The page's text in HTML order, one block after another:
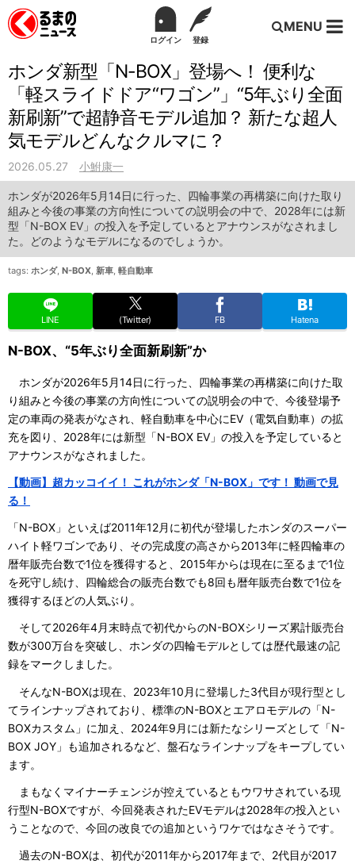
ログイン 登録
MENU
ホンダ新型「N-BOX」登場へ！ 便利な
「軽スライドドア“ワゴン”」“5年ぶり全面
新刷新”で超静音モデル追加？ 新たな超人
気モデルどんなクルマに？
2026.05.27 小鮒康一
ホンダが2026年5月14日に行った、四輪事業の再構築に向けた取り
組みと今後の事業の方向性についての説明会の中で、2028年には新
型「N-BOX EV」の投入を予定しているとアナウンスがなされまし
た。どのようなモデルになるのでしょうか。
tags: ホンダ, N-BOX, 新車, 軽自動車
LINE (Twitter) FB Hatena
N-BOX、“5年ぶり全面新刷新”か
ホンダが2026年5月14日に行った、四輪事業の再構築に向けた取
り組みと今後の事業の方向性についての説明会の中で、今後登場予
定の車両の発表がなされ、軽自動車を中心にEV（電気自動車）の拡
充を図り、2028年には新型「N-BOX EV」の投入を予定していると
アナウンスがなされました。
【動画】超カッコイイ！ これがホンダ「N-BOX」です！ 動画で見
る！
「N-BOX」といえば2011年12月に初代が登場したホンダのスーパー
ハイト軽ワゴンであり、その完成度の高さから2013年に軽四輪車の
暦年販売台数で1位を獲得すると、2015年からは現在に至るまで1位
を死守し続け、四輪総合の販売台数でも8回も暦年販売台数で1位を
獲得するほどの人気ぶり。
そして2026年4月末時点で初代からのN-BOXシリーズ累計販売台
数が300万台を突破し、ホンダの四輪モデルとしては歴代最速の記
録をマークしました。
そんなN-BOXは現在、2023年10月に登場した3代目が現行型とし
てラインナップされており、標準のN-BOXとエアロモデルの「N-
BOXカスタム」に加え、2024年9月には新たなシリーズとして「N-
BOX JOY」も追加されるなど、盤石なラインナップをキープしてい
ます。
まもなくマイナーチェンジが控えているともウワサされている現
行型N-BOXですが、今回発表されたEVモデルは2028年の投入とい
うことなので、今回の改良での追加というワケではなさそうです。
過去のN-BOXは、初代が2011年から2017年まで、2代目が2017